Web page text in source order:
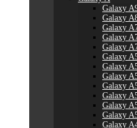
Galaxy
Galaxy
Galaxy
Galaxy
Galaxy
Galaxy
Galaxy
Galaxy
Galaxy
Galaxy
Galaxy
Galaxy
Galaxy